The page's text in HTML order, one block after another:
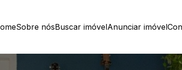
Sobre nósBuscar imóvelAnunciar imóvel